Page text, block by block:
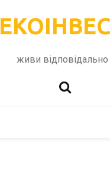
живи відповідально